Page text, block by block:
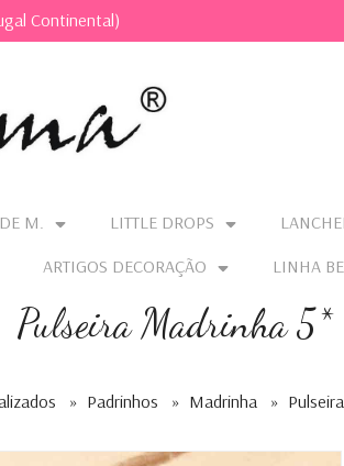
Continental)
M. LITTLE DROPS
ARTIGOS DECORAÇÃO LINHA
Pulseira Madrinha 5*
» Padrinhos » Madrinha »